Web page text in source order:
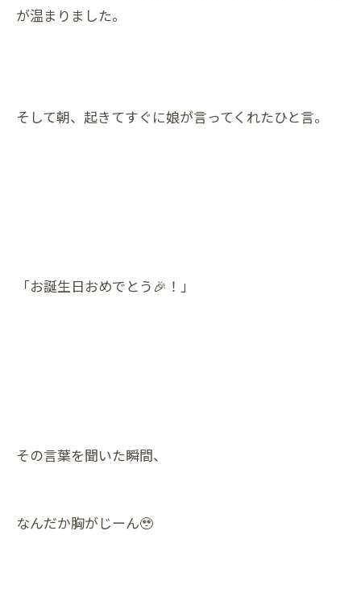
が温まりました。
そして朝、起きてすぐに娘が言ってくれたひと言。
「お誕生日おめでとう🎉！」
その言葉を聞いた瞬間、
なんだか胸がじーん🥹